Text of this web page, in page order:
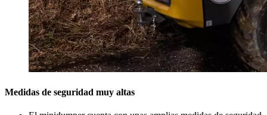
Medidas de seguridad muy altas